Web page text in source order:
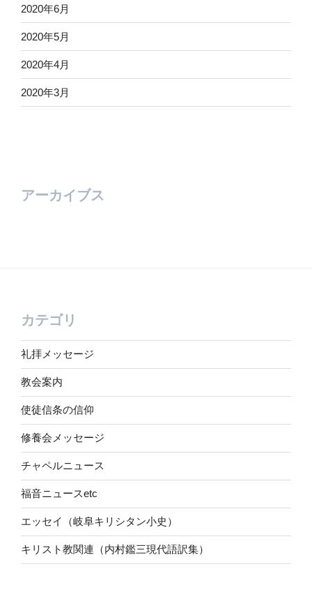
2020年6月
2020年5月
2020年4月
2020年3月
アーカイブス
カテゴリ
礼拝メッセージ
教会案内
使徒信条の信仰
修養会メッセージ
チャペルニュース
福音ニュースetc
エッセイ（岐阜キリシタン小史）
キリスト教関連（内村鑑三現代語訳集）